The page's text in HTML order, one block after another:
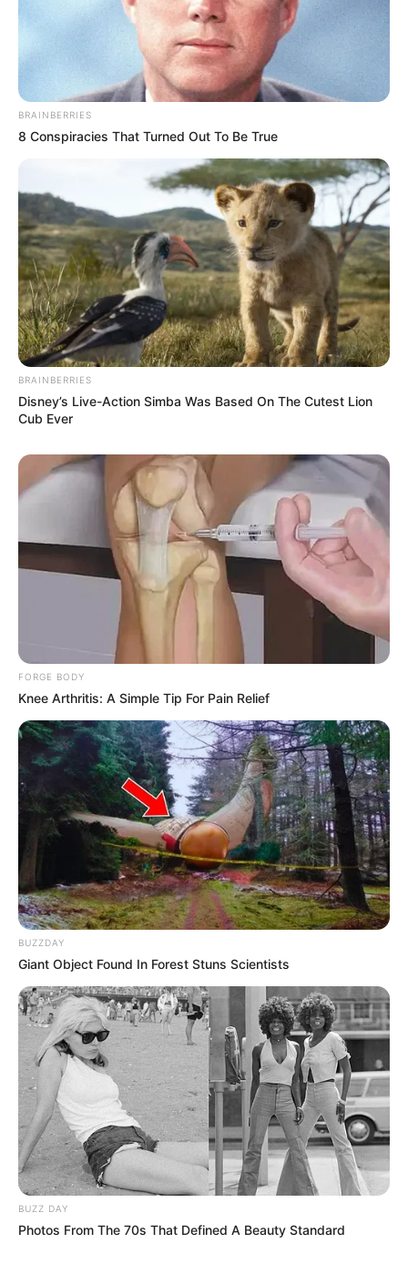
BRAINBERRIES
8 Conspiracies That Turned Out To Be True
BRAINBERRIES
Disney’s Live-Action Simba Was Based On The Cutest Lion
Cub Ever
FORGE BODY
Knee Arthritis: A Simple Tip For Pain Relief
BUZZDAY
Giant Object Found In Forest Stuns Scientists
BUZZ DAY
Photos From The 70s That Defined A Beauty Standard